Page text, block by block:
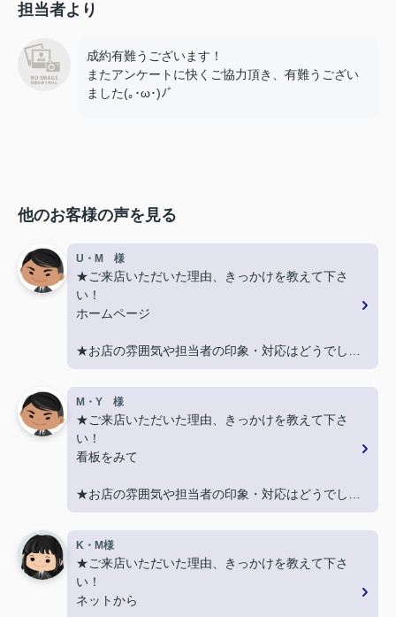
担当者より
成約有難うございます！
またアンケートに快くご協力頂き、有難うござい
ました(｡･ω･)ﾉﾞ
他のお客様の声を見る
U・M 様
★ご来店いただいた理由、きっかけを教えて下さ
い！
ホームページ
★お店の雰囲気や担当者の印象・対応はどうでした
か？
丁寧に、迅速にご対応頂き大変助かりました。
★担当者、または当店に一言お願い致します！
また引越しする機会があればよろしくお願いしま
す。
M・Y 様
★ご来店いただいた理由、きっかけを教えて下さ
い！
看板をみて
★お店の雰囲気や担当者の印象・対応はどうでした
か？
親切に対応いただき良かったです！
★担当者、または当店に一言お願い致します！
契約まで色々とご対応いただきありがとうございま
した！
K・M様
★ご来店いただいた理由、きっかけを教えて下さ
い！
ネットから